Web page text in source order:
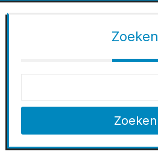
Zoeken
Zoeken